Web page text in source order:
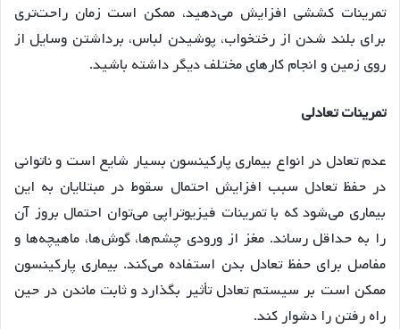
تمرینات کششی افزایش می‌دهید، ممکن است زمان راحت‌تری
برای بلند شدن از رختخواب، پوشیدن لباس، برداشتن وسایل از
روی زمین و انجام کارهای مختلف دیگر داشته باشید.
تمرینات تعادلی
عدم تعادل در انواع بیماری پارکینسون بسیار شایع است و ناتوانی
در حفظ تعادل سبب افزایش احتمال سقوط در مبتلایان به این
بیماری می‌شود که با تمرینات فیزیوتراپی می‌توان احتمال بروز آن
را به حداقل رساند. مغز از ورودی چشم‌ها، گوش‌ها، ماهیچه‌ها و
مفاصل برای حفظ تعادل بدن استفاده می‌کند. بیماری پارکینسون
ممکن است بر سیستم تعادل تأثیر بگذارد و ثابت ماندن در حین
راه رفتن را دشوار کند.